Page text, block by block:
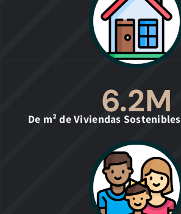
6.2M
De m² de Viviendas